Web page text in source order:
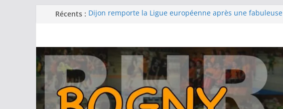
Récents : Dijon remporte la Ligue européenne après une fabuleuse
Barcelone décroche sa 13e Ligue des champions au terme
d’une finale maîtrisée face au Füchse Berlin
Metz remporte la Ligue des champions pour la première
fois après un exploit contre le tenant du titre Györ
Filière féminine : les -18 championnes, les SF1 sur le
podium, -15 et -13 quatrièmes